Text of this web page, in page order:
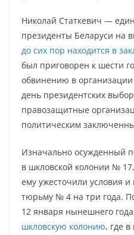
Николай Статкевич —
президенты Беларуси на
до сих пор находится в
был приговорен к шести
обвинению в
день президентских
правозащитные
политическим
Изначально осужденный
в шкловской колонии №
ему ужесточили условия
тюрьму № 4 на три года.
12 января нынешнего
шкловскую колонию, где